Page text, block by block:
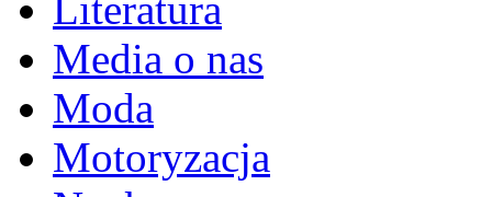
Literatura
Media o nas
Moda
Motoryzacja